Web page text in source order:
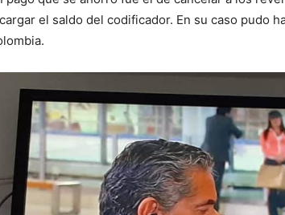
el saldo del codificador. En su caso pudo